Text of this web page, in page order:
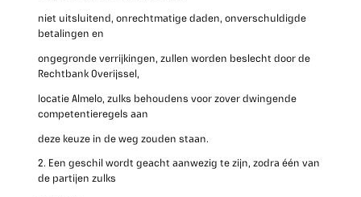
niet uitsluitend, onrechtmatige daden, onverschuldigde
betalingen en
ongegronde verrijkingen, zullen worden beslecht door de
Rechtbank Overijssel,
locatie Almelo, zulks behoudens voor zover dwingende
competentieregels aan
deze keuze in de weg zouden staan.
2. Een geschil wordt geacht aanwezig te zijn, zodra één van
de partijen zulks